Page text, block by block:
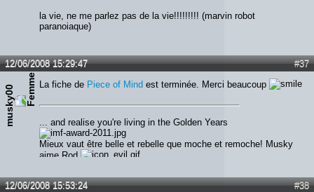
la vie, ne me parlez pas de la vie!!!!!!!!! (marvin robot
paranoiaque)
#37
12/06/2008 15:29:47
musky00 La fiche de Piece of Mind est terminée. Merci beaucoup
... and realise you're living in the Golden Years
Mieux vaut être belle et rebelle que moche et remoche! Musky
aime Rod
#38
12/06/2008 15:53:24